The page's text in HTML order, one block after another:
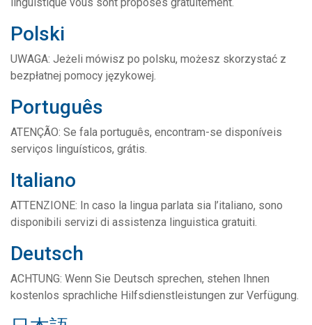
Polski
UWAGA: Jeżeli mówisz po polsku, możesz skorzystać z
bezpłatnej pomocy językowej.
Português
ATENÇÃO: Se fala português, encontram-se disponíveis
serviços linguísticos, grátis.
Italiano
ATTENZIONE: In caso la lingua parlata sia l’italiano, sono
disponibili servizi di assistenza linguistica gratuiti.
Deutsch
ACHTUNG: Wenn Sie Deutsch sprechen, stehen Ihnen
kostenlos sprachliche Hilfsdienstleistungen zur Verfügung.